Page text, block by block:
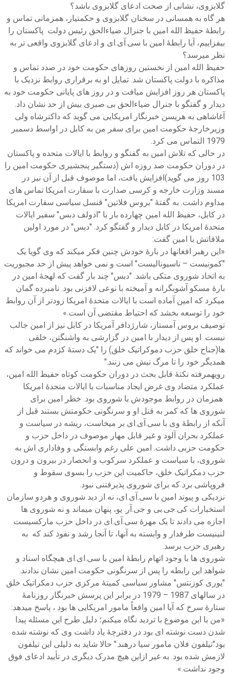
گلابزوی، نشانی از صحت ادعای گلابزوی باشد؟
هر گاه به همسانی در سخنان گلابزوی و حکمتیار، همزمانی تماس و
رابطۀ حفیظ الله امین با جنرال ضیاءالحق رئیس دولت پاکستان را
بیفزاییم، آیا رابطۀ امین با سی.آی.ای و ادعای گلابزوی واقعی تر به
نظر میرسد؟
حفیظ الله امین از نخستین روزهای حکومت خود در صدد تماس و
مذاکره با دولت پاکستان شد. تمایل او به برقراری روابط نزدیک با
پاکستان هر روز افزایش میافت و در روز های پایانی حکومت خود به
دیدار و گفتگو با جنرال ضیاءالحق بی صبری بیش از حد نشان داد.
آغاشاهی به هریسن خبرنگار امریکایی می گوید که داکترشاه ولی
وزیرخارجۀ حکومت امین برای سفر من به کابل در اواسط دسمبر
1979 التماس می کرد.
در حالی که تلاش امین به گفتگو و روابط با ایالات متحده و پاکستان
در دوران حکومت صد روزه اش (دستگیر پنجشیری حکومت امین را
103 روز می گوید)افزایش یافت، اما موصوف قبل از آن نیز در
مسند وزارت خارجه و کرسی صدارت با سفارت امریکا تماس های
مداوم داشت. به گفتۀ "بروس فلاتین" قنسل سیاسی سفارت امریکا
در کابل، حفیظ الله امین چهارده بار با "ادولف دبس" سفیر ایالات
متحدۀ امریکا در کابل دیدار و گفتگو کرد. "دبس" در مورد اولین
ملاقاتش با امین گفت:
«این رهبر افغانها در بارۀ خودش چنین فکر میکند که وی گویا یک
"کمونیست – ناسیونالیست" است و نمی خواهد پیش از حد مجبوریت
به اتحاد شوروی متکی باشد. "دبس" چند بار گفت که لهجۀ امین در
بارۀ مسکو آشوبگرانه و آمیخته با نوعی لافزنی بود. نامبرده گمان
میکرد که امین آماده است با ایالات متحدۀ امریکا زودتر از آن روابط
خود را توسعه بخشد که احتیاط مقتضی آن است.»
توصیف بروس آمستاز، شارژدافر آمریکا در کابل نیز از امین جالب
نیست. او پس از دیدار با امین در گزارشی به واشنگتن، خلقی
ها(جناح خلق حزب دموکراتیک خلق) را "یک دستۀ کژدم می خواند که
همدیگر خود را تا مرگ نیش می زنند."
رویهمرفته نکتۀ قابل بحث در دوران حکومت کوتاه حفیظ الله امین،
عملکرد متضاد وی غرض ایجاد مناسبات با ایالات متحدۀ امریکا
همزمان در روابط موجودش با شوروی بود. خطر امین برای
شوروی ها که کمر به قتل او و سرنگونی حکومتش بستند قبل از
آنکه از رابطۀ وی با سی.آی.ای بر میخاست، ریشه در سیاست و
عملکرد بحران آلود و غیر قابل مهار موصوف در داخل حزب و
حکومت حزبی داشت. امین علی رغم وابستگی و وفاداری اش به
شوروی، با سیاست و عملکرد سرکوب و انحصار در بیرون و درون
حزب دمکراتیک خلق، حاکمیت این حزب را بسوی سقوط و
فروپاشی برد که برای شوروی پذیرفتنی نبود.
نزدیکی و پیوند امین با سی.آی.ای، نه از دید شوروی و هردو سازمان
استخبارات کی.جی.بی و جی.آر. یو، پنهان میماند و نه شوروی ها
اجازه می دادند تا یک مهرۀ سی.آی.ای در داخل حزب مارکسیست
لنینیست طرفدار و وابسته به آنها، تا آنجا رشد و نفوذ کند که به
رهبری حزب برسد.
شوروی ها با وجود اتهام رابطۀ امین با سی.ای.ای هیچگاه اسناد و
شواهد این رابطه را پس از سرنگونی حکومت امین نشان ندادند.
"یوری کوزنتس" مشاور سیاسی کمیتۀ مرکزی حزب دمکراتیک خلق
در سالهای 1987 – 1979 در برابر این پرسش خبرنگار روزنامۀ
ستارۀ سرخ که آیا امین واقعاً مامور امریکایی ها بود ، پاسخ میدهد:
«من با این موضوع با تردید نگاه میکنم؛ دلیل طرح این مسئله پیدا
شدن دست نوشته ای بود در دفترچۀ یاد داشت وی که نوشته شده
بود"تیلفون فلان مامور سیا درهند." حالا شاید به دلیلی این تیلفون
لازمش شده بود. به غیر ازاین هیچ مدرک دیگری در تأیید ادعای فوق
وجود نداشت.»